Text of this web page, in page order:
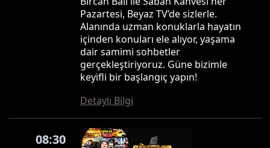
Pazartesi, Beyaz TV’de sizlerle.
Alanında uzman konuklarla hayatın
içinden konuları ele alıyor, yaşama
dair samimi sohbetler
gerçekleştiriyoruz. Güne bizimle
keyifli bir başlangıç yapın!
Detaylı Bilgi
08:30